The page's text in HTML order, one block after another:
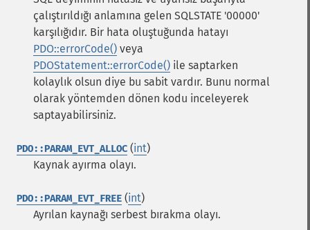
çalıştırıldığı anlamına gelen SQLSTATE '00000'
karşılığıdır. Bir hata oluştuğunda hatayı
PDO::errorCode() veya
PDOStatement::errorCode() ile saptarken
kolaylık olsun diye bu sabit vardır. Bunu normal
olarak yöntemden dönen kodu inceleyerek
saptayabilirsiniz.
PDO::PARAM_EVT_ALLOC (int)
Kaynak ayırma olayı.
PDO::PARAM_EVT_FREE (int)
Ayrılan kaynağı serbest bırakma olayı.